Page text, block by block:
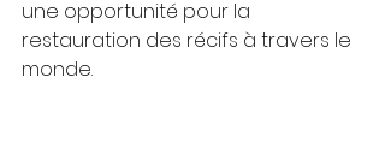
une opportunité pour la
restauration des récifs à travers le
monde.